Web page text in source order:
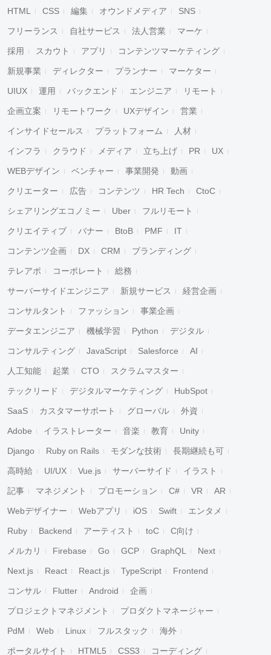
HTML CSS 編集 オウンドメディア SNS
フリーランス 自社サービス 法人営業 マーケ
採用 スカウト アプリ コンテンツマーケティング
新規事業 ディレクター プランナー マーケター
UIUX 運用 バックエンド エンジニア リモート
企画立案 リモートワーク UXデザイン 営業
インサイドセールス プラットフォーム 人材
インフラ クラウド メディア 立ち上げ PR UX
WEBデザイン ベンチャー 事業開発 動画
クリエーター 広告 コンテンツ HR Tech CtoC
シェアリングエコノミー Uber フルリモート
クリエイティブ バナー BtoB PMF IT
コンテンツ企画 DX CRM ブランディング
テレアポ コーポレート 総務
サーバーサイドエンジニア 新規サービス 経営企画
コンサルタント ファッション 事業企画
データエンジニア 機械学習 Python デジタル
コンサルティング JavaScript Salesforce AI
人工知能 起業 CTO スクラムマスター
テックリード デジタルマーケティング HubSpot
SaaS カスタマーサポート グローバル 外資
Adobe イラストレーター 音楽 教育 Unity
Django Ruby on Rails モダンな技術 長期継続も可
高時給 UI/UX Vue.js サーバーサイド イラスト
記事 マネジメント プロモーション C# VR AR
Webデザイナー Webアプリ iOS Swift エンタメ
Ruby Backend アーティスト toC C向け
メルカリ Firebase Go GCP GraphQL Next
Next.js React React.js TypeScript Frontend
コンサル Flutter Android 企画
プロジェクトマネジメント プロダクトマネージャー
PdM Web Linux フルスタック 海外
ポータルサイト HTML5 CSS3 コーディング